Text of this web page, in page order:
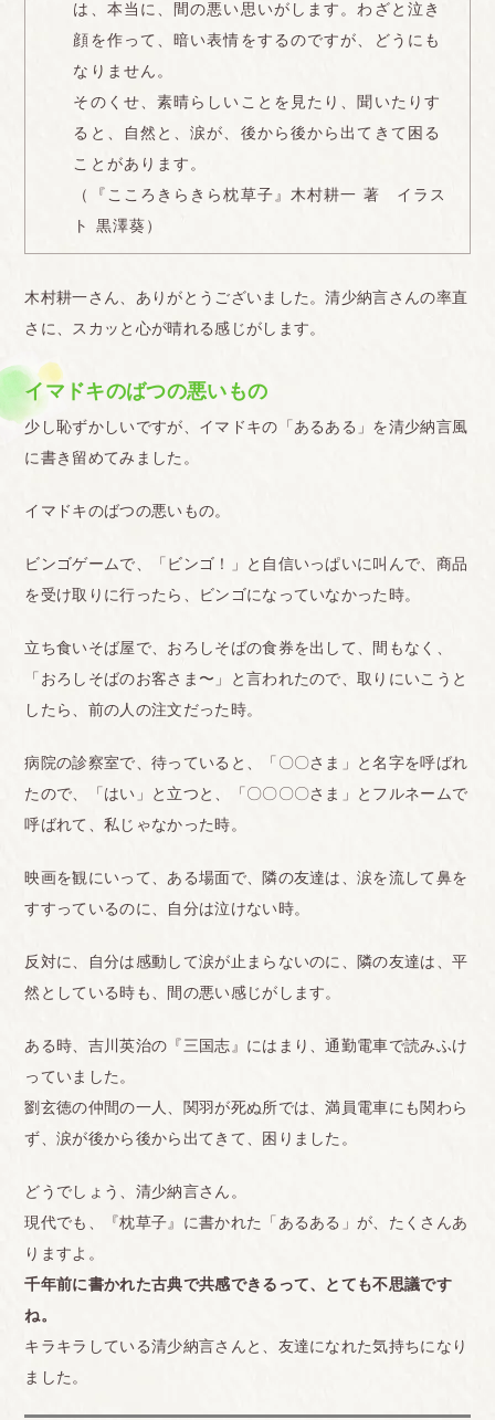
は、本当に、間の悪い思いがします。わざと泣き
顔を作って、暗い表情をするのですが、どうにも
なりません。
そのくせ、素晴らしいことを見たり、聞いたりす
ると、自然と、涙が、後から後から出てきて困る
ことがあります。
（『こころきらきら枕草子』木村耕一 著 イラス
ト 黒澤葵）
木村耕一さん、ありがとうございました。清少納言さんの率直
さに、スカッと心が晴れる感じがします。
イマドキのばつの悪いもの
少し恥ずかしいですが、イマドキの「あるある」を清少納言風
に書き留めてみました。
イマドキのばつの悪いもの。
ビンゴゲームで、「ビンゴ！」と自信いっぱいに叫んで、商品
を受け取りに行ったら、ビンゴになっていなかった時。
立ち食いそば屋で、おろしそばの食券を出して、間もなく、
「おろしそばのお客さま〜」と言われたので、取りにいこうと
したら、前の人の注文だった時。
病院の診察室で、待っていると、「〇〇さま」と名字を呼ばれ
たので、「はい」と立つと、「〇〇〇〇さま」とフルネームで
呼ばれて、私じゃなかった時。
映画を観にいって、ある場面で、隣の友達は、涙を流して鼻を
すすっているのに、自分は泣けない時。
反対に、自分は感動して涙が止まらないのに、隣の友達は、平
然としている時も、間の悪い感じがします。
ある時、吉川英治の『三国志』にはまり、通勤電車で読みふけ
っていました。
劉玄徳の仲間の一人、関羽が死ぬ所では、満員電車にも関わら
ず、涙が後から後から出てきて、困りました。
どうでしょう、清少納言さん。
現代でも、『枕草子』に書かれた「あるある」が、たくさんあ
りますよ。
千年前に書かれた古典で共感できるって、とても不思議です
ね。
キラキラしている清少納言さんと、友達になれた気持ちになり
ました。